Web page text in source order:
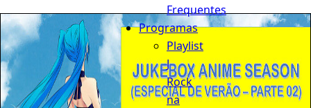
Frequentes
Programas
Playlist
J
Rock
na